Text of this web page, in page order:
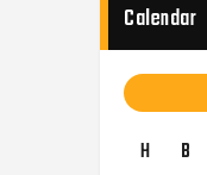
Calendar
H B